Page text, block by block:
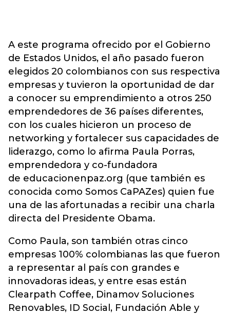
A este programa ofrecido por el Gobierno
de Estados Unidos, el año pasado fueron
elegidos 20 colombianos con sus respectiva
empresas y tuvieron la oportunidad de dar
a conocer su emprendimiento a otros 250
emprendedores de 36 países diferentes,
con los cuales hicieron un proceso de
networking y fortalecer sus capacidades de
liderazgo, como lo afirma Paula Porras,
emprendedora y co-fundadora
de educacionenpaz.org (que también es
conocida como Somos CaPAZes) quien fue
una de las afortunadas a recibir una charla
directa del Presidente Obama.
Como Paula, son también otras cinco
empresas 100% colombianas las que fueron
a representar al país con grandes e
innovadoras ideas, y entre esas están
Clearpath Coffee, Dinamov Soluciones
Renovables, ID Social, Fundación Able y